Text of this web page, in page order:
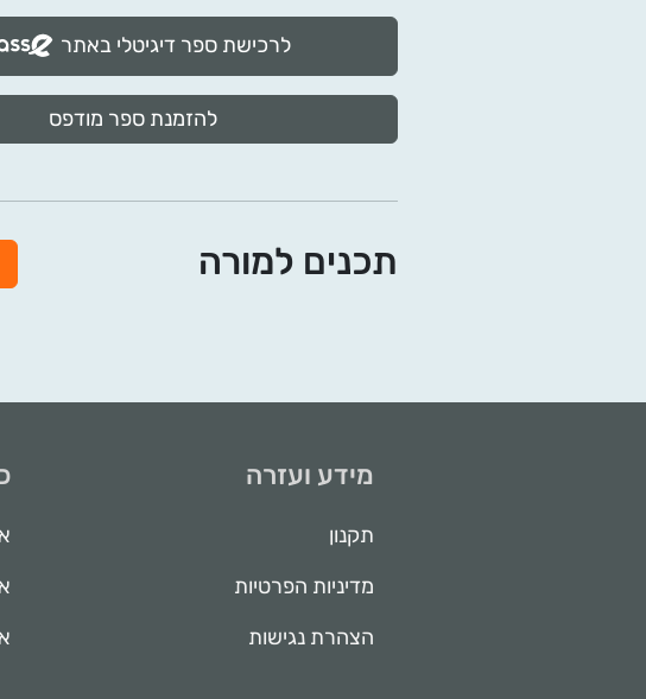
לרכישת ספר דיגיטלי באתר
להזמנת ספר מודפס
תכנים למורה
מידע ועזרה
תקנון
מדיניות הפרטיות
הצהרת נגישות